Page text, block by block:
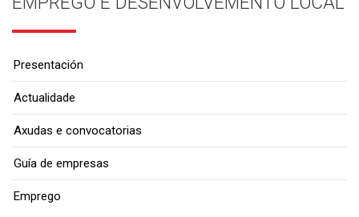
Presentación
Actualidade
Axudas e convocatorias
Guía de empresas
Emprego